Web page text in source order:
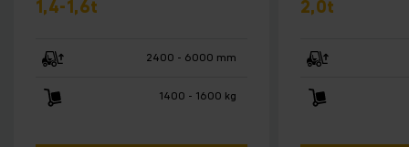
mm
- 1600 kg
1500 - 2905 mm
2000 kg